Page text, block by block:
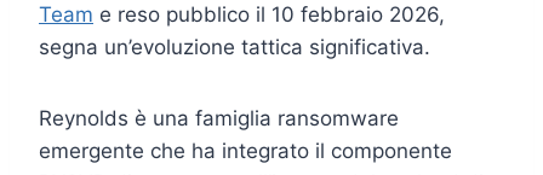
Team e reso pubblico il 10 febbraio 2026,
segna un’evoluzione tattica significativa.
Reynolds è una famiglia ransomware
emergente che ha integrato il componente